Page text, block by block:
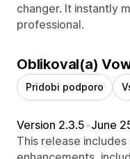
changer. It instantly
professional.
Oblikoval(a)
Pridobi podporo
Version 2.3.5•June
This release